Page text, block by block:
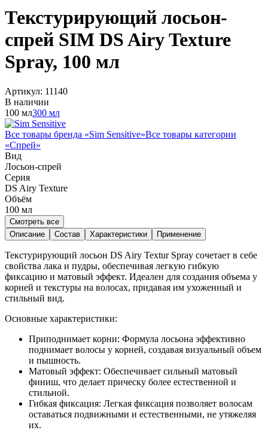
Текстурирующий лосьон-
спрей SIM DS Airy Texture
Spray, 100 мл
Артикул: 11140
В наличии
100 мл300 мл
Все товары бренда «Sim Sensitive»Все товары категории
«Спрей»
Вид
Лосьон-спрей
Серия
DS Airy Texture
Объём
100 мл
Смотреть все
Описание
Состав Характеристики Применение
Текстурирующий лосьон DS Airy Textur Spray сочетает в себе
свойства лака и пудры, обеспечивая легкую гибкую
фиксацию и матовый эффект. Идеален для создания объема у
корней и текстуры на волосах, придавая им ухоженный и
стильный вид.
Основные характеристики:
Приподнимает корни: Формула лосьона эффективно
поднимает волосы у корней, создавая визуальный объем
и пышность.
Матовый эффект: Обеспечивает сильный матовый
финиш, что делает прическу более естественной и
стильной.
Гибкая фиксация: Легкая фиксация позволяет волосам
оставаться подвижными и естественными, не утяжеляя
их.